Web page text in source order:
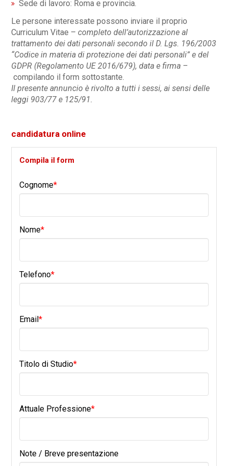
Sede di lavoro: Roma e provincia.
Le persone interessate possono inviare il proprio
Curriculum Vitae –completo dell’autorizzazione al
trattamento dei dati personali secondo il D. Lgs. 196/2003
“Codice in materia di protezione dei dati personali” e del
GDPR (Regolamento UE 2016/679), data e firma –
compilando il form sottostante.
Il presente annuncio è rivolto a tutti i sessi, ai sensi delle
leggi 903/77 e 125/91.
candidatura online
Compila il form
Cognome*
Nome*
Telefono*
Email*
Titolo di Studio*
Attuale Professione*
Note / Breve presentazione